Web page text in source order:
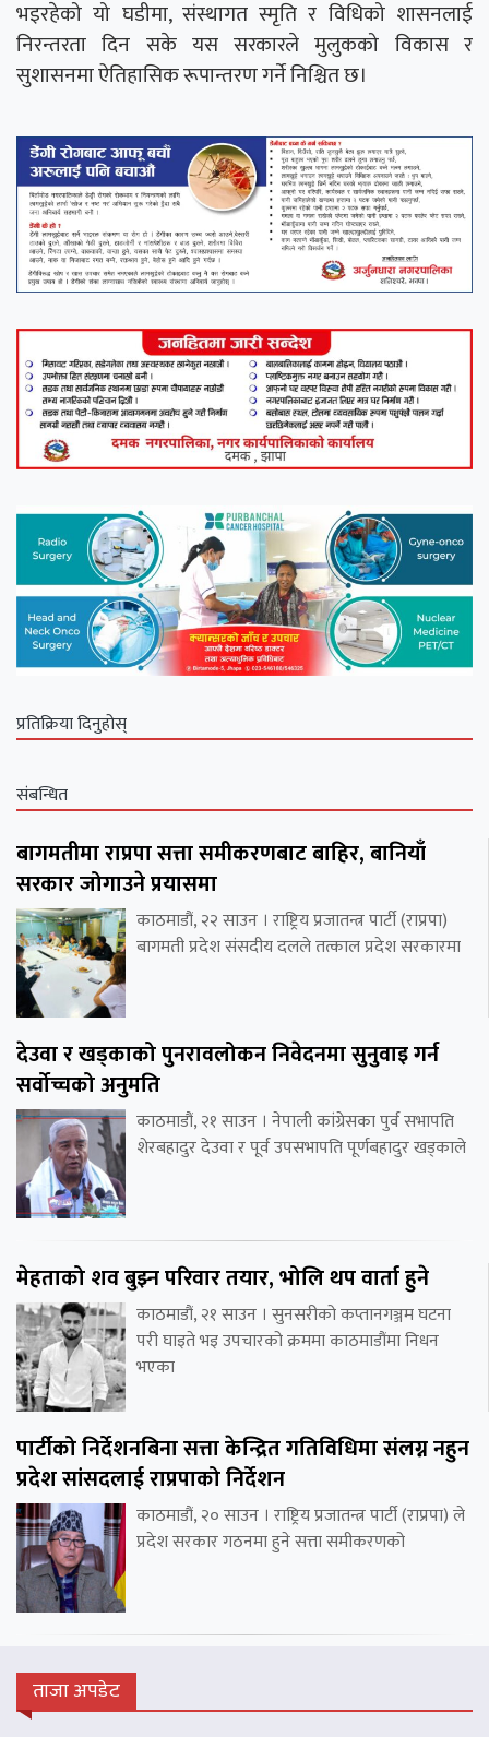
भइरहेको यो घडीमा, संस्थागत स्मृति र विधिको शासनलाई
निरन्तरता दिन सके यस सरकारले मुलुकको विकास र
सुशासनमा ऐतिहासिक रूपान्तरण गर्ने निश्चित छ।
प्रतिक्रिया दिनुहोस्
संबन्धित
बागमतीमा राप्रपा सत्ता समीकरणबाट बाहिर, बानियाँ
सरकार जोगाउने प्रयासमा
काठमाडौं, २२ साउन । राष्ट्रिय प्रजातन्त्र पार्टी (राप्रपा)
बागमती प्रदेश संसदीय दलले तत्काल प्रदेश सरकारमा
देउवा र खड्काको पुनरावलोकन निवेदनमा सुनुवाइ गर्न
सर्वोच्चको अनुमति
काठमाडौं, २१ साउन । नेपाली कांग्रेसका पुर्व सभापति
शेरबहादुर देउवा र पूर्व उपसभापति पूर्णबहादुर खड्काले
मेहताको शव बुझ्न परिवार तयार, भोलि थप वार्ता हुने
काठमाडौं, २१ साउन । सुनसरीको कप्तानगञ्जम घटना
परी घाइते भइ उपचारको क्रममा काठमाडौंमा निधन
भएका
पार्टीको निर्देशनबिना सत्ता केन्द्रित गतिविधिमा संलग्न नहुन
प्रदेश सांसदलाई राप्रपाको निर्देशन
काठमाडौं, २० साउन । राष्ट्रिय प्रजातन्त्र पार्टी (राप्रपा) ले
प्रदेश सरकार गठनमा हुने सत्ता समीकरणको
ताजा अपडेट